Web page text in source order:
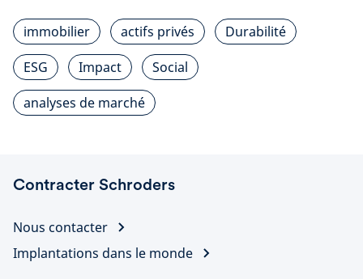
immobilier actifs privés
Durabilité
ESG
Impact
Social
analyses de marché
Contracter Schroders
Nous contacter
Implantations dans le monde